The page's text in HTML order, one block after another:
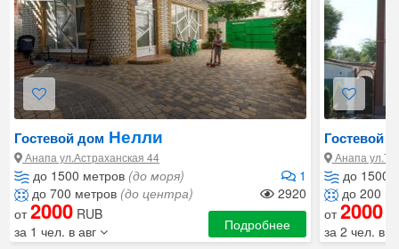
Гостевой дом Нелли
Анапа ул.Астраханская 44
до 1500 метров (до моря)
1
до 700 метров (до центра)
2920
от2000 RUB
за 1 чел. в авг
Подробнее
Гостевой
Анапа
до 1500
до 200
от2000
за 2 чел. в